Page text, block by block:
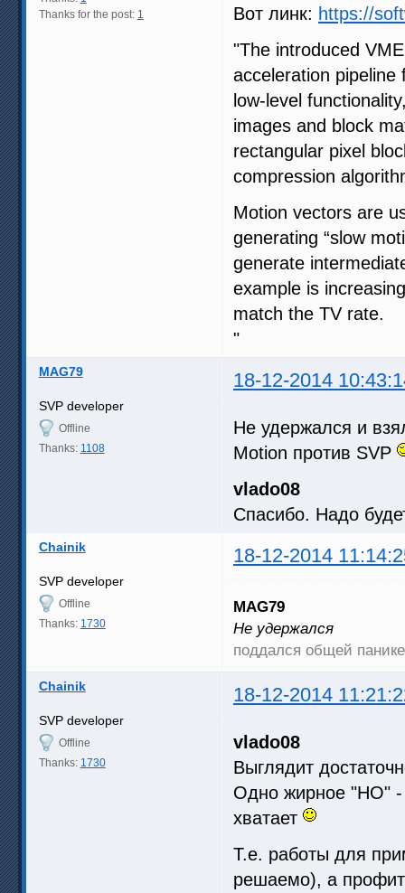
Thanks for the post: 1 Вот линк: https://
"The introduced
acceleration pipeline
low-level
images and block
rectangular pixel
compression
Motion vectors are
generating “slow
generate
example is
match the TV rate.
"
MAG79 18-12-2014
SVP developer
Offline
Thanks: 1108
Не удержался и
Motion против SVP
vlado08
Спасибо. Надо
Chainik 18-12-2014
SVP developer
Offline
Thanks: 1730
MAG79
Не удержался
поддался общей
Chainik 18-12-2014
SVP developer
Offline
Thanks: 1730
vlado08
Выглядит
Одно жирное "НО" -
хватает
Т.е. работы для
решаемо), а